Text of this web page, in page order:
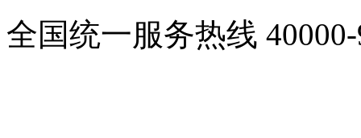
全国统一服务热线